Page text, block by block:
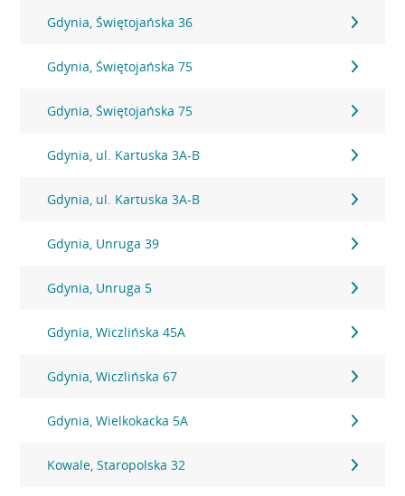
Gdynia, Świętojańska 36
Gdynia, Świętojańska 75
Gdynia, Świętojańska 75
Gdynia, ul. Kartuska 3A-B
Gdynia, ul. Kartuska 3A-B
Gdynia, Unruga 39
Gdynia, Unruga 5
Gdynia, Wiczlińska 45A
Gdynia, Wiczlińska 67
Gdynia, Wielkokacka 5A
Kowale, Staropolska 32